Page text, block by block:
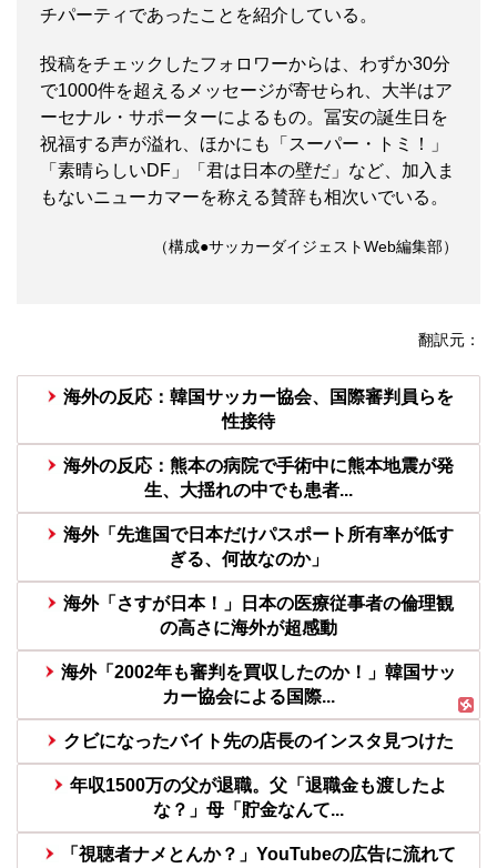
チパーティであったことを紹介している。
投稿をチェックしたフォロワーからは、わずか30分
で1000件を超えるメッセージが寄せられ、大半はア
ーセナル・サポーターによるもの。冨安の誕生日を
祝福する声が溢れ、ほかにも「スーパー・トミ！」
「素晴らしいDF」「君は日本の壁だ」など、加入ま
もないニューカマーを称える賛辞も相次いでいる。
（構成●サッカーダイジェストWeb編集部）
翻訳元：
海外の反応：韓国サッカー協会、国際審判員らを
性接待
海外の反応：熊本の病院で手術中に熊本地震が発
生、大揺れの中でも患者...
海外「先進国で日本だけパスポート所有率が低す
ぎる、何故なのか」
海外「さすが日本！」日本の医療従事者の倫理観
の高さに海外が超感動
海外「2002年も審判を買収したのか！」韓国サッ
カー協会による国際...
クビになったバイト先の店長のインスタ見つけた
年収1500万の父が退職。父「退職金も渡したよ
な？」母「貯金なんて...
「視聴者ナメとんか？」YouTubeの広告に流れて